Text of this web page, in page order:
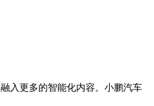
入更多的智能化内容。小鹏汽车